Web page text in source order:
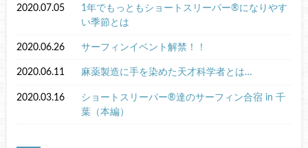
2020.07.05
1年でもっともショートスリーパー®︎になりやす
い季節とは
2020.06.26 サーフィンイベント解禁！！
2020.06.11 麻薬製造に手を染めた天才科学者とは…
2020.03.16
ショートスリーパー®︎達のサーフィン合宿 in 千
葉（本編）